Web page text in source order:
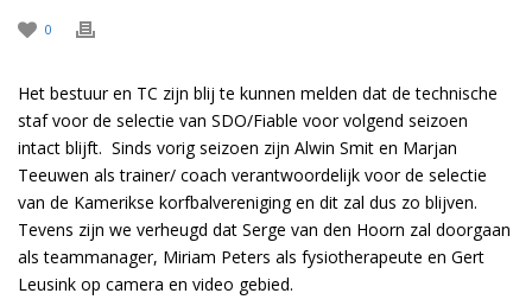
0
Het bestuur en TC zijn blij te kunnen melden dat de technische
staf voor de selectie van SDO/Fiable voor volgend seizoen
intact blijft. Sinds vorig seizoen zijn Alwin Smit en Marjan
Teeuwen als trainer/ coach verantwoordelijk voor de selectie
van de Kamerikse korfbalvereniging en dit zal dus zo blijven.
Tevens zijn we verheugd dat Serge van den Hoorn zal doorgaan
als teammanager, Miriam Peters als fysiotherapeute en Gert
Leusink op camera en video gebied.